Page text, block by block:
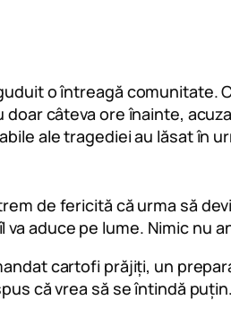
o întreagă comunitate.
câteva ore înainte,
ale tragediei au lăsat în
de fericită că urma să
aduce pe lume. Nimic nu
cartofi prăjiți, un
că vrea să se întindă